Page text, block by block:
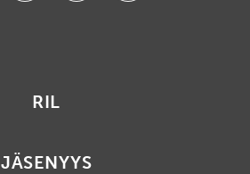
RIL
JÄSENYYS